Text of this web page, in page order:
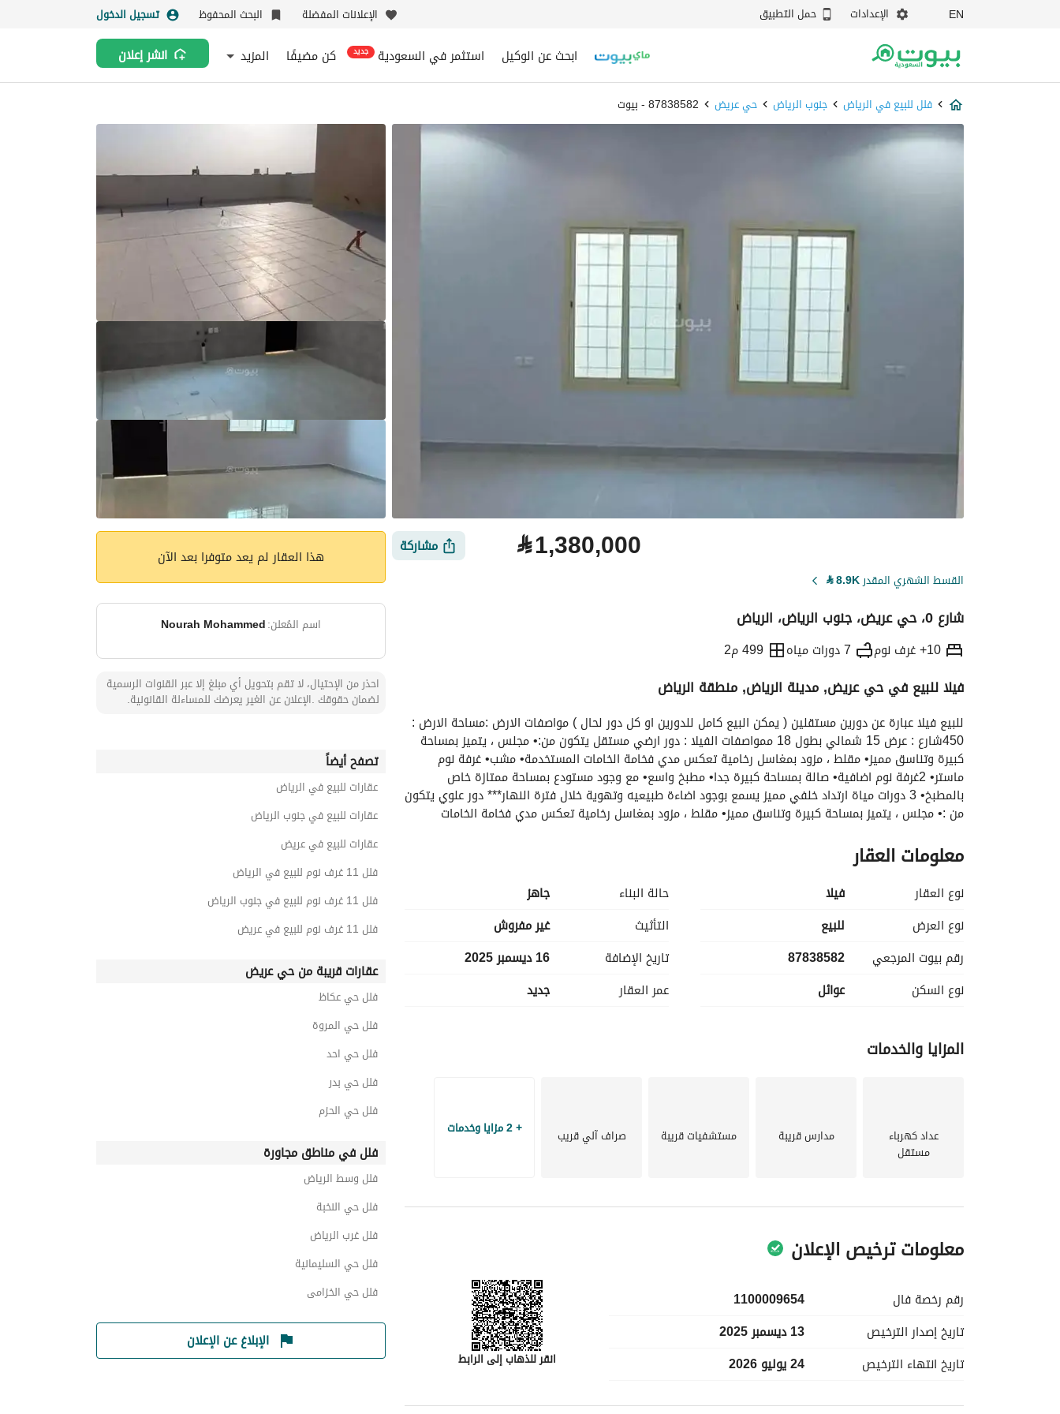
EN الإعدادات حمل التطبيق الإعلانات المفضلة البحث المحفوظ تسجيل الدخول
ابحث عن الوكيل استثمر في السعودية جديد كن مضيفًا المزيد انشر إعلان
فلل للبيع في الرياض جنوب الرياض حي عريض 87838582 - بيوت
⃁1,380,000 مشاركة
القسط الشهري المقدر8.9K
⃁
شارع 0، حي عريض، جنوب الرياض، الرياض
10+ غرف نوم 7 دورات مياه 499 م2
التفاصيل معلومات ترخيص الإعلان
فيلا للبيع في حي عريض, مدينة الرياض, منطقة الرياض
مستقل مزود بابواب كهربائية المبني مؤمن عليه ضد العيوب الخفية للمباني وضمان علي مواد السباكه
الواجهة من الحجر الطبيعي
معلومات العقار
نوع العقار
فیلا
نوع العرض
للبيع
رقم بيوت المرجعي
87838582
نوع السكن
عوائل
حالة البناء
جاهز
التأثيث
غير مفروش
تاريخ الإضافة
16 ديسمبر 2025
عمر العقار
جديد
المزايا والخدمات
عداد كهرباء
مستقل
مدارس قريبة مستشفيات قريبة صراف آلي قريب + 2 مزايا وخدمات
معلومات ترخيص الإعلان
رقم رخصة فال
1100009654
تاريخ إصدار الترخيص
13 ديسمبر 2025
تاريخ انتهاء الترخيص 24 يوليو 2026 انقر للذهاب إلى الرابط
هذا العقار لم يعد متوفرا بعد الآن
اسم المُعلن:Nourah Mohammed
احذر من الإحتيال، لا تقم بتحويل أي مبلغ إلا عبر القنوات الرسمية
لضمان حقوقك .الإعلان عن الغير يعرضك للمساءلة القانونية.
تصفح أيضاً
عقارات للبيع في الرياض
عقارات للبيع في جنوب الرياض
عقارات للبيع في عريض
فلل 11 غرف نوم للبيع في الرياض
فلل 11 غرف نوم للبيع في جنوب الرياض
فلل 11 غرف نوم للبيع في عريض
عقارات قريبة من حي عريض
فلل حي عكاظ
فلل حي المروة
فلل حي احد
فلل حي بدر
فلل حي الحزم
فلل في مناطق مجاورة
فلل وسط الرياض
فلل حي النخبة
فلل غرب الرياض
فلل حي السليمانية
فلل حي الخزامى
الإبلاغ عن الإعلان